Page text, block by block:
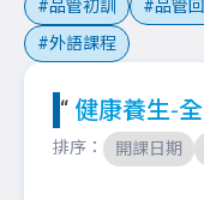
品管初訓 品管
外語課程
“ 健康養生-
排序： 開課日期